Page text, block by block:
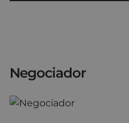
Negociador